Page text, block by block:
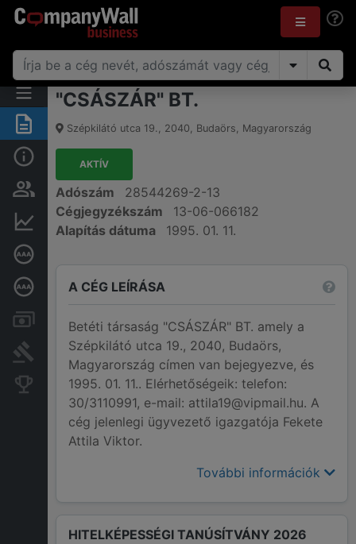
Összegzés
Alap információk
Személyek és tulajdonjog
Pénzügyi információk
Mélyreható hitelminősítés
Számlák és zárolások
Bírósági eljárások
Konkurens cégek
"CSÁSZÁR" BT.
Szépkilátó utca 19., 2040, Budaörs, Magyarország
AKTÍV
Adószám
28544269-2-13
Cégjegyzékszám
13-06-066182
Alapítás dátuma
1995. 01. 11.
A CÉG LEÍRÁSA
Betéti társaság "CSÁSZÁR" BT. amely a
Szépkilátó utca 19., 2040, Budaörs,
Magyarország címen van bejegyezve, és
1995. 01. 11.. Elérhetőségeik: telefon:
30/3110991, e-mail: attila19@vipmail.hu. A
cég jelenlegi ügyvezető igazgatója Fekete
Attila Viktor.
További információk
HITELKÉPESSÉGI TANÚSÍTVÁNY 2026